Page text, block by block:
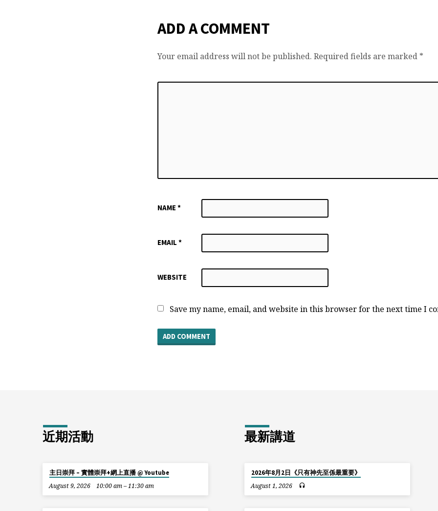
ADD A COMMENT
Your email address will not be published. Required fields are marked *
NAME *
EMAIL *
WEBSITE
Save my name, email, and website in this browser for the next time I
近期活動
主日崇拜 – 實體崇拜+網上直播 @ Youtube
August 9, 2026
10:00 am – 11:30 am
最新講道
2026年8月2日《只有神先至係最重要》
August 1, 2026